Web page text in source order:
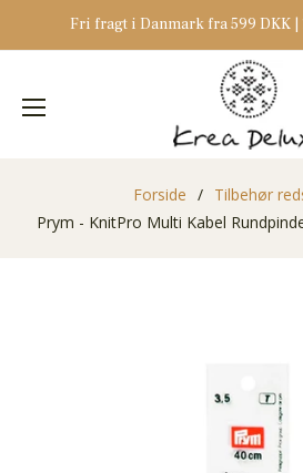
Fri fragt i Danmark fra 599 DKK |
Forside / Tilbehør
Prym - KnitPro Multi Kabel